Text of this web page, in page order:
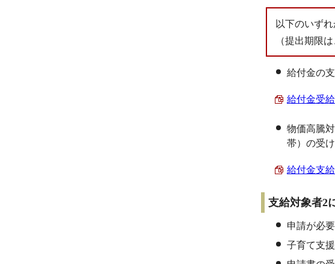
以下のいず
（提出期限
給付金の
給付金受
物価高騰
帯）の受
給付金支
支給対象者2
申請が必要
子育て支